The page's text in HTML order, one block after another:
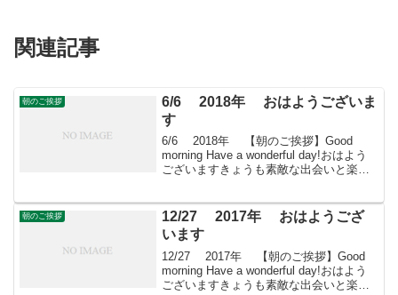
関連記事
朝のご挨拶
6/6 2018年 おはようございま
す
6/6 2018年 【朝のご挨拶】Good
morning Have a wonderful day!おはよう
ございますきょうも素敵な出会いと楽し
一年草および多年...
朝のご挨拶
12/27 2017年 おはようござ
います
12/27 2017年 【朝のご挨拶】Good
morning Have a wonderful day!おはよう
ございますきょうも素敵な出会いと楽し